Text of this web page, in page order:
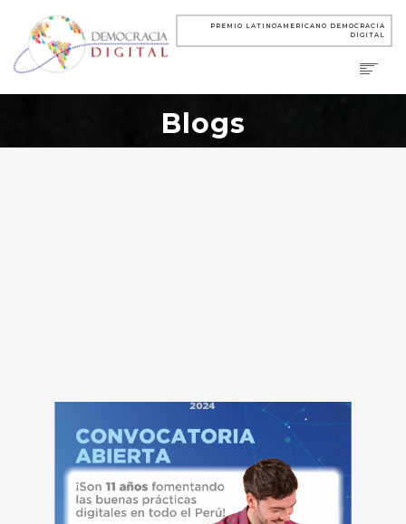
PREMIO LATINOAMERICANO DEMOCRACIA
DIGITAL
Blogs